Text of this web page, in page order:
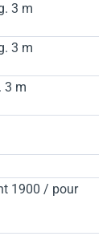
3 m
3 m
3 m
1900 / pour